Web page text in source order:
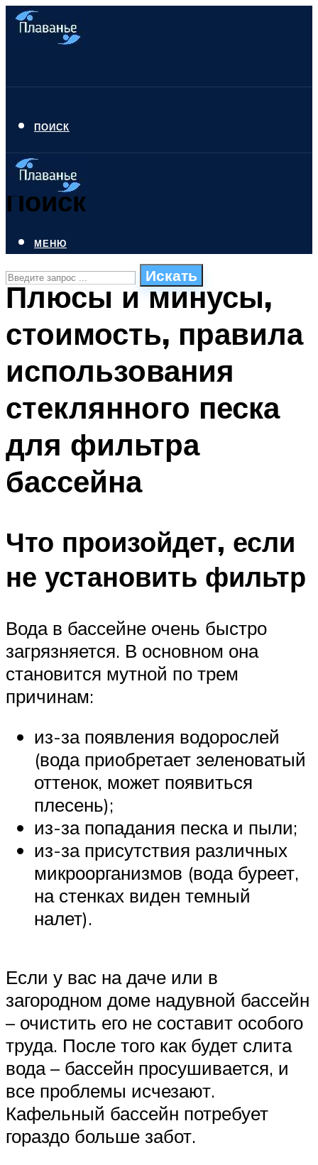
ПОИСК
Поиск
Искать
ПЛАВАНЬЕ ДЛЯ ДЕТЕЙ
БАССЕЙН ДЛЯ ДОМА
МЕНЮ
МЕНЮ
Плюсы и минусы,
стоимость, правила
использования
стеклянного песка
для фильтра
бассейна
Что произойдет, если
не установить фильтр
Вода в бассейне очень быстро
загрязняется. В основном она
становится мутной по трем
причинам:
из-за появления водорослей
(вода приобретает зеленоватый
оттенок, может появиться
плесень);
из-за попадания песка и пыли;
из-за присутствия различных
микроорганизмов (вода буреет,
на стенках виден темный
налет).
Если у вас на даче или в
загородном доме надувной бассейн
– очистить его не составит особого
труда. После того как будет слита
вода – бассейн просушивается, и
все проблемы исчезают.
Кафельный бассейн потребует
гораздо больше забот.